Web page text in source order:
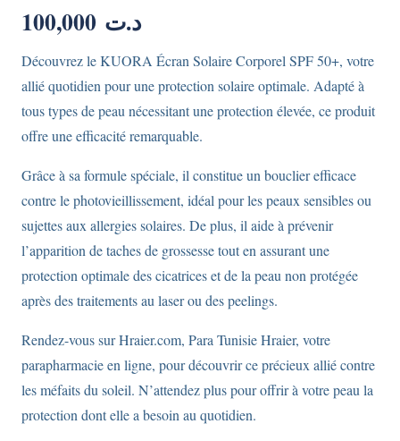
د.ت
Découvrez le KUORA Écran Solaire Corporel SPF 50+, votre
allié quotidien pour une protection solaire optimale. Adapté à
tous types de peau nécessitant une protection élevée, ce produit
offre une efficacité remarquable.
Grâce à sa formule spéciale, il constitue un bouclier efficace
contre le photovieillissement, idéal pour les peaux sensibles ou
sujettes aux allergies solaires. De plus, il aide à prévenir
l’apparition de taches de grossesse tout en assurant une
protection optimale des cicatrices et de la peau non protégée
après des traitements au laser ou des peelings.
Rendez-vous sur Hraier.com, Para Tunisie Hraier, votre
parapharmacie en ligne, pour découvrir ce précieux allié contre
les méfaits du soleil. N’attendez plus pour offrir à votre peau la
protection dont elle a besoin au quotidien.